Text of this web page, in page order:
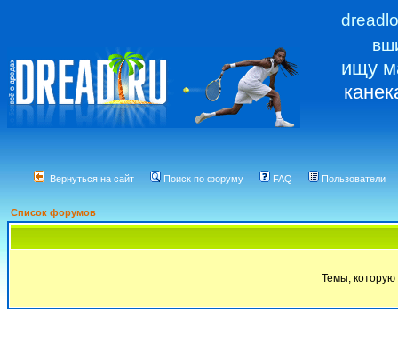
ищу
Вернуться на сайт Поиск по форуму FAQ Пользователи
Список форумов
Темы, которую